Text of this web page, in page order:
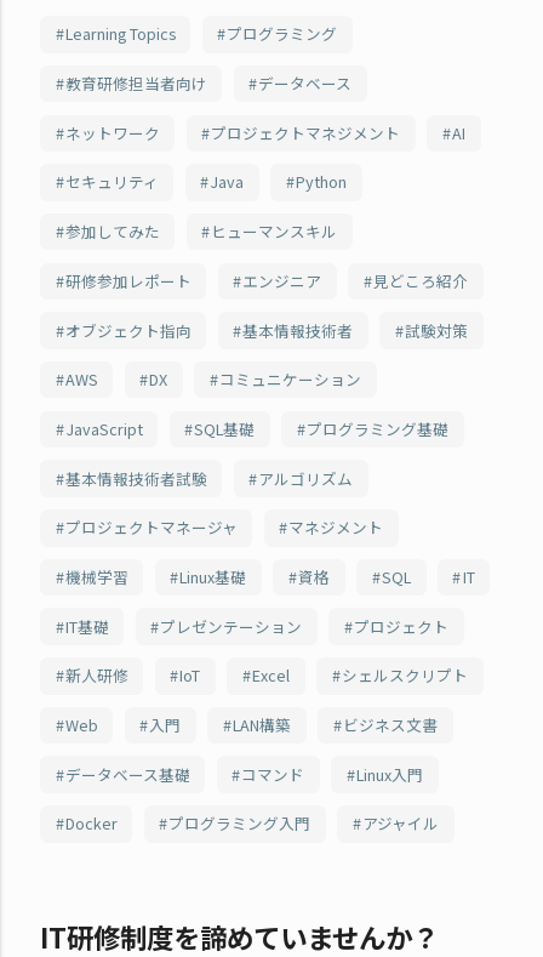
Learning Topics プログラミング
教育研修担当者向け データベース
ネットワーク プロジェクトマネジメント AI
セキュリティ Java Python
参加してみた ヒューマンスキル
研修参加レポート エンジニア 見どころ紹介
オブジェクト指向 基本情報技術者 試験対策
AWS DX コミュニケーション
JavaScript SQL基礎 プログラミング基礎
基本情報技術者試験 アルゴリズム
プロジェクトマネージャ マネジメント
機械学習 Linux基礎 資格 SQL IT
IT基礎 プレゼンテーション プロジェクト
新人研修 IoT Excel シェルスクリプト
Web 入門 LAN構築 ビジネス文書
データベース基礎 コマンド Linux入門
Docker プログラミング入門 アジャイル
IT研修制度を諦めていませんか？